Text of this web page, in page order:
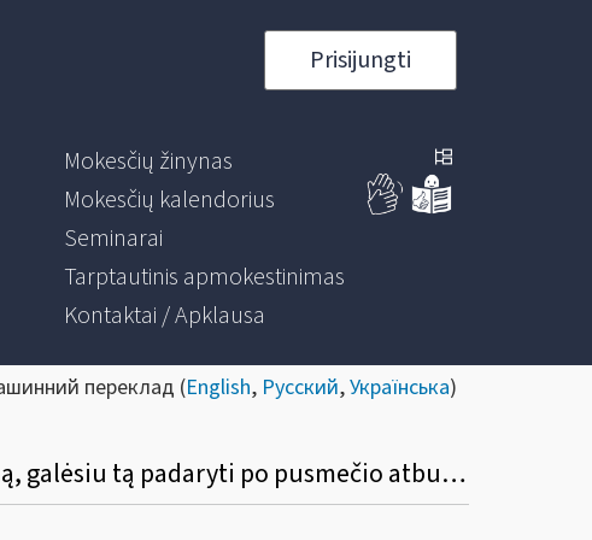
Prisijungti
Mokesčių žinynas
Mokesčių kalendorius
Seminarai
Tarptautinis apmokestinimas
Kontaktai / Apklausa
переклад (English, Русский,Українська)
Ar bus nustatytas datos apribojimas? Pvz., išrašiau S / F, pamiršau įvesti į programą, galėsiu tą padaryti po pusmečio atbuline data?